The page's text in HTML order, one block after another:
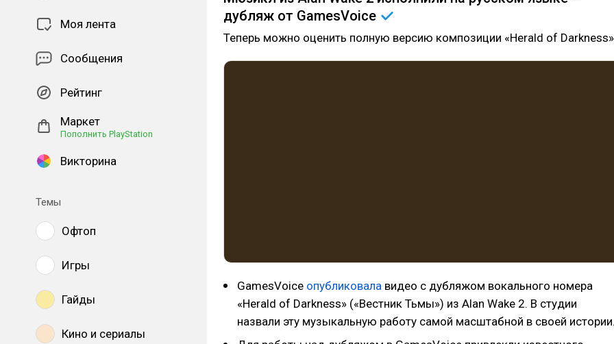
Моя лента
Сообщения
Рейтинг
Маркет
Пополнить PlayStation
Викторина
Темы
Офтоп
Игры
Гайды
Кино и сериалы
дубляж от GamesVoice
Теперь можно оценить полную версию композиции «Herald of
GamesVoice опубликовала видео с дубляжом вокального номера
«Herald of Darkness» («Вестник Тьмы») из Alan Wake 2. В студии
назвали эту музыкальную работу самой масштабной в своей